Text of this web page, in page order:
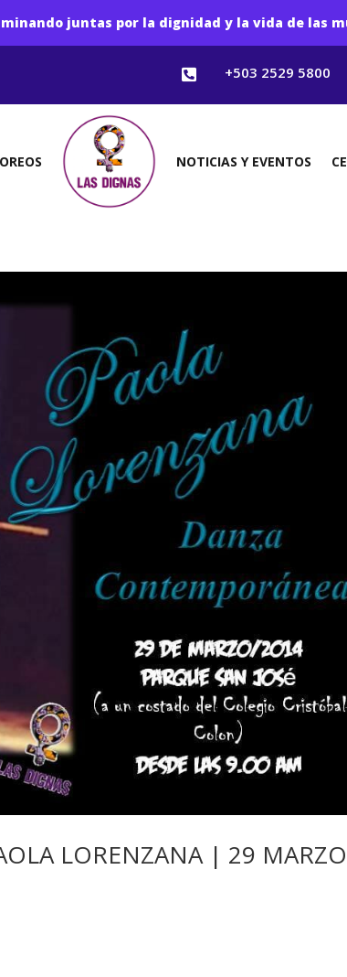
juntas por la dignidad y la vida de las
 +503 2529 5800
NOTICIAS Y EVENTOS
LORENZANA | 29 MARZO